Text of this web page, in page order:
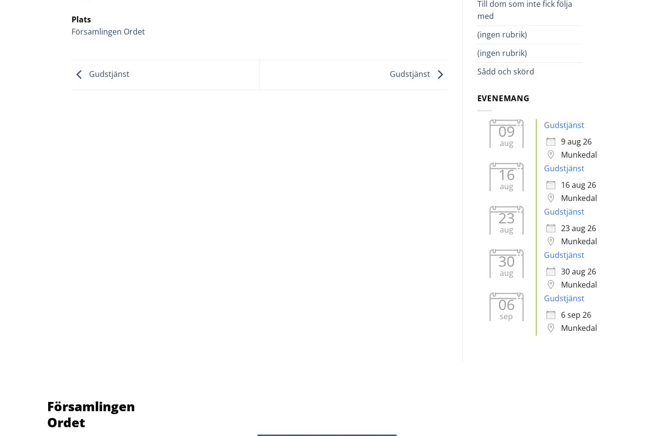
Plats
Församlingen Ordet
Gudstjänst Gudstjänst
Till dom som inte fick följa
med
(ingen rubrik)
(ingen rubrik)
Sådd och skörd
EVENEMANG
09
aug
Gudstjänst
9 aug 26
Munkedal
16
aug
Gudstjänst
16 aug 26
Munkedal
23
aug
Gudstjänst
23 aug 26
Munkedal
30
aug
Gudstjänst
30 aug 26
Munkedal
06
sep
Gudstjänst
6 sep 26
Munkedal
Församlingen
Ordet